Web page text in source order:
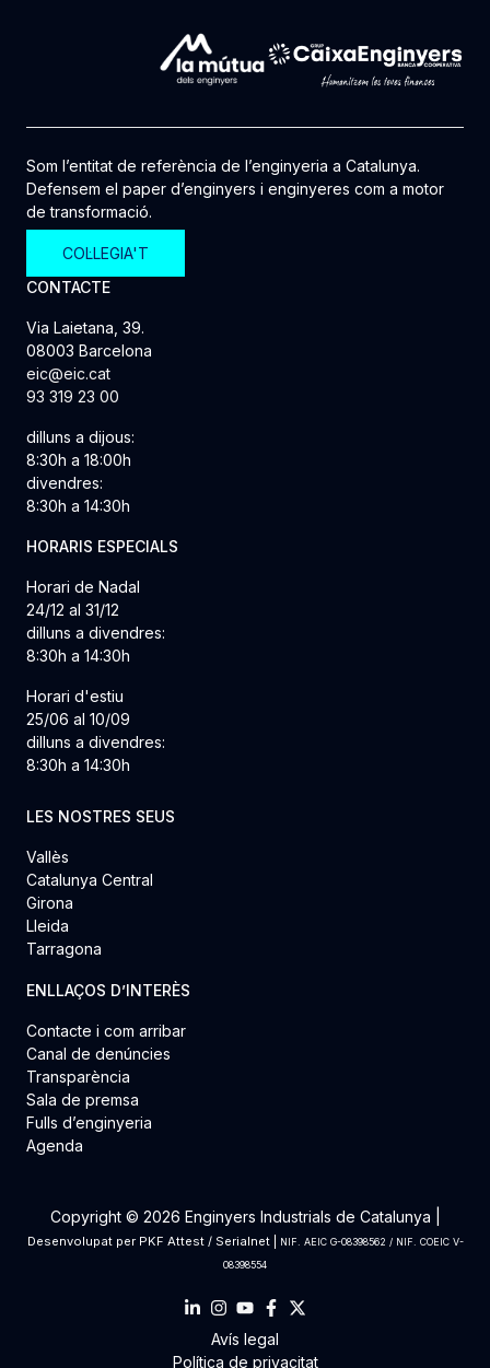
Som l’entitat de referència de l’enginyeria a Catalunya.
Defensem el paper d’enginyers i enginyeres com a motor
de transformació.
COL·LEGIA'T
CONTACTE
Via Laietana, 39.
08003 Barcelona
eic@eic.cat
93 319 23 00
dilluns a dijous:
8:30h a 18:00h
divendres:
8:30h a 14:30h
HORARIS ESPECIALS
Horari de Nadal
24/12 al 31/12
dilluns a divendres:
8:30h a 14:30h
Horari d'estiu
25/06 al 10/09
dilluns a divendres:
8:30h a 14:30h
LES NOSTRES SEUS
Vallès
Catalunya Central
Girona
Lleida
Tarragona
ENLLAÇOS D’INTERÈS
Contacte i com arribar
Canal de denúncies
Transparència
Sala de premsa
Fulls d’enginyeria
Agenda
Copyright © 2026 Enginyers Industrials de Catalunya |
Desenvolupat per PKF Attest/ Serialnet|
NIF. AEIC G-08398562 / NIF. COEIC V-
08398554
Avís legal
Política de privacitat